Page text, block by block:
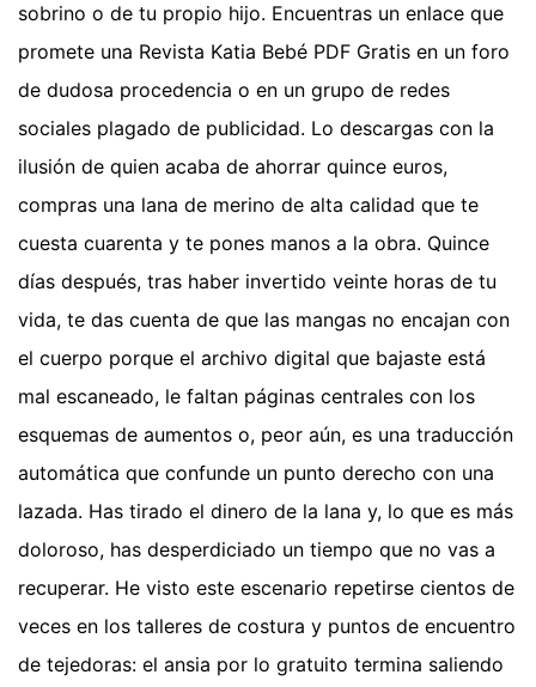
sobrino o de tu propio hijo. Encuentras un enlace que
promete una Revista Katia Bebé PDF Gratis en un foro
de dudosa procedencia o en un grupo de redes
sociales plagado de publicidad. Lo descargas con la
ilusión de quien acaba de ahorrar quince euros,
compras una lana de merino de alta calidad que te
cuesta cuarenta y te pones manos a la obra. Quince
días después, tras haber invertido veinte horas de tu
vida, te das cuenta de que las mangas no encajan con
el cuerpo porque el archivo digital que bajaste está
mal escaneado, le faltan páginas centrales con los
esquemas de aumentos o, peor aún, es una traducción
automática que confunde un punto derecho con una
lazada. Has tirado el dinero de la lana y, lo que es más
doloroso, has desperdiciado un tiempo que no vas a
recuperar. He visto este escenario repetirse cientos de
veces en los talleres de costura y puntos de encuentro
de tejedoras: el ansia por lo gratuito termina saliendo